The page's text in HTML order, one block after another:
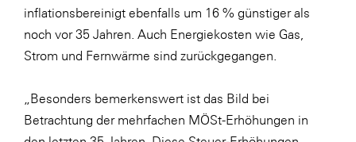
Sony DADC
SPIEGLTEC
Trend Micro
TAG GmbH
inflationsbereinigt ebenfalls um 16 % günstiger als
noch vor 35 Jahren. Auch Energiekosten wie Gas,
Strom und Fernwärme sind zurückgegangen.
„Besonders bemerkenswert ist das Bild bei
Betrachtung der mehrfachen MÖSt-Erhöhungen in